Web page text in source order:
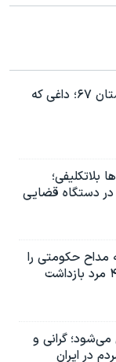
میدان - کشتار تابستان ۶۷؛ داغی که
بلاتکلیفی؛
دستگاه قضایی
حکومتی را
پیدا کرد؛ یک زن و ۴ مرد‌ بازداشت
گرانی و
در ایران